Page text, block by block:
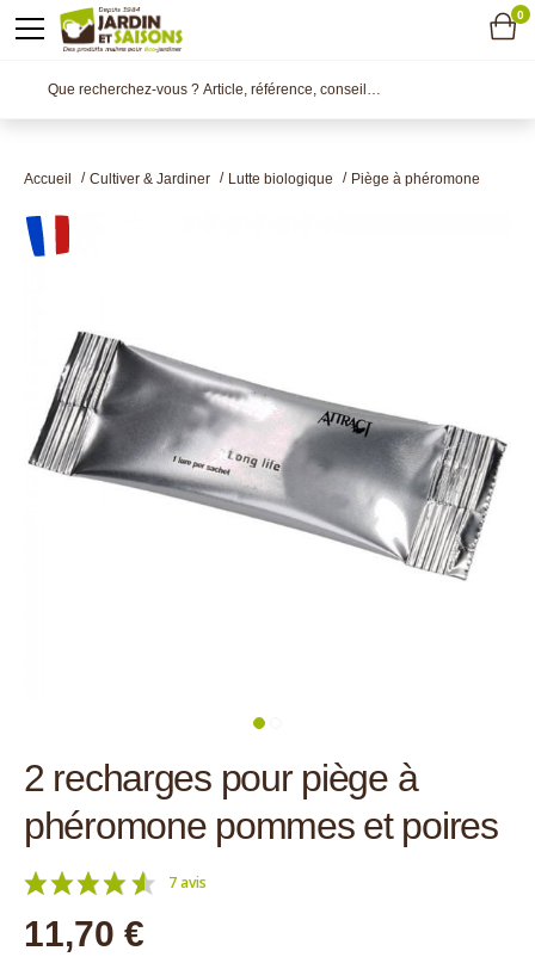
Accueil Cultiver & Jardiner Lutte biologique Piège à phéromone
2 recharges pour piège à
phéromone pommes et poires
7 avis
11,70 €
0